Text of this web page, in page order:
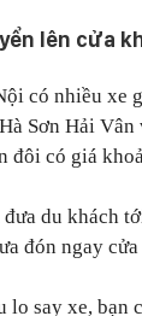
lên cửa
có nhiều xe
Sơn Hải
đôi có giá
đưa du khách
đón ngay cửa
lo say xe, bạn